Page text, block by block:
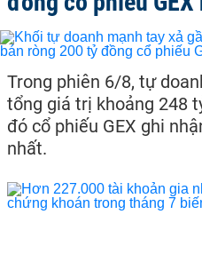
Trong phiên 6/8, tự
tổng giá trị khoảng 248
đó cổ phiếu GEX ghi
nhất.